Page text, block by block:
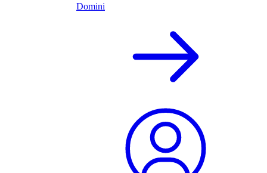
Domini